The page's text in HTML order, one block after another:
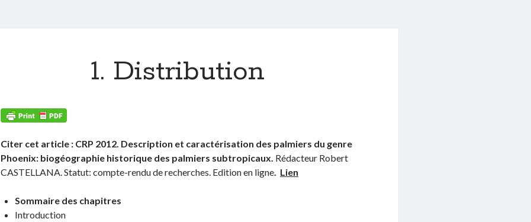
1. Distribution
Citer cet article : CRP 2012. Description et caractérisation des palmiers du genre
Phoenix: biogéographie historique des palmiers subtropicaux. Rédacteur Robert
CASTELLANA. Statut: compte-rendu de recherches. Edition en ligne. Lien
Sommaire des chapitres
Introduction